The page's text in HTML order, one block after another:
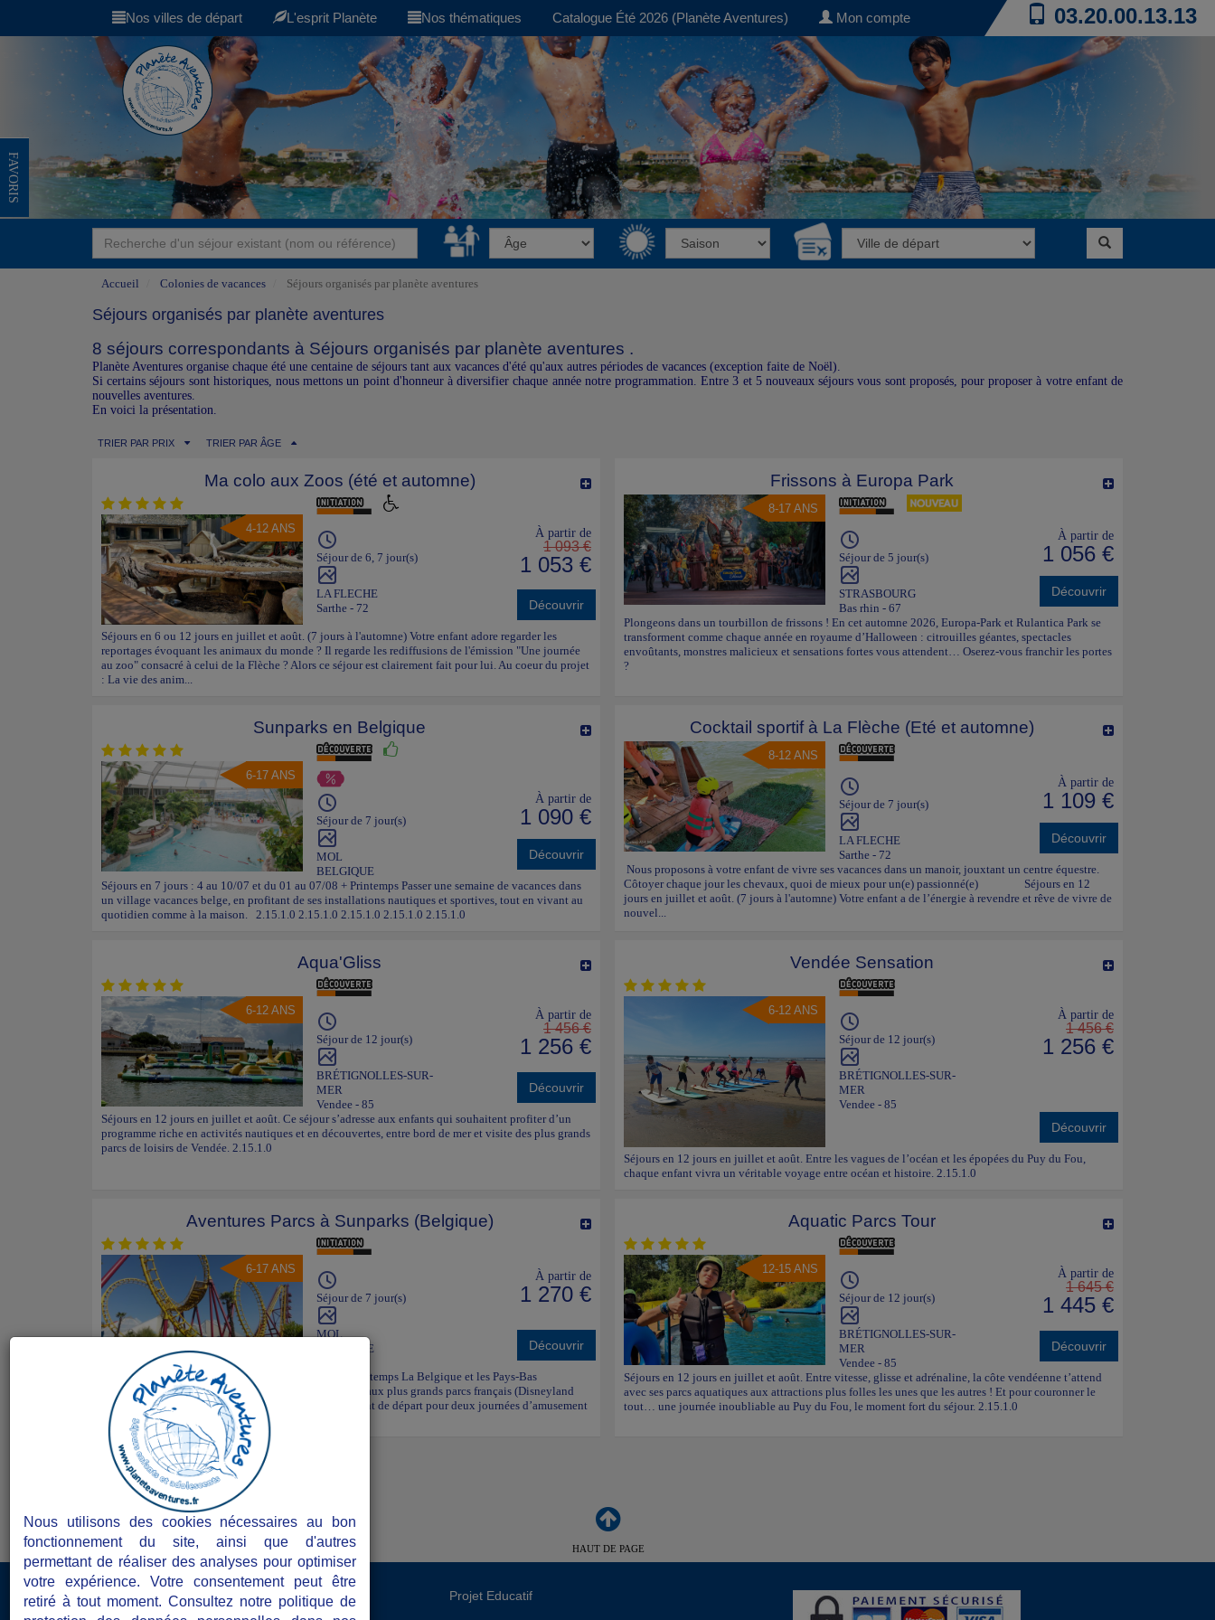
Nos villes de départ L'esprit Planète Nos thématiques Catalogue Été 2026 (Planète Aventures) Mon compte 03.20.00.13.13
FAVORIS
Accueil Colonies de vacances Séjours organisés par planète aventures
Séjours organisés par planète aventures
8 séjours correspondants à Séjours organisés par planète aventures .
Planète Aventures organise chaque été une centaine de séjours tant aux vacances d'été qu'aux autres périodes de vacances (exception faite de Noël).
Si certains séjours sont historiques, nous mettons un point d'honneur à diversifier chaque année notre programmation. Entre 3 et 5 nouveaux séjours vous sont proposés, pour proposer à votre enfant de
nouvelles aventures.
En voici la présentation.
TRIER PAR PRIX TRIER PAR ÂGE
Ma colo aux Zoos (été et automne)
4-12 ANS
Séjour de 6, 7 jour(s)
LA FLECHE
Sarthe - 72
À partir de
1 093 €
1 053 €
Découvrir
Séjours en 6 ou 12 jours en juillet et août. (7 jours à l'automne) Votre enfant adore regarder les
reportages évoquant les animaux du monde ? Il regarde les rediffusions de l'émission "Une journée
au zoo" consacré à celui de la Flèche ? Alors ce séjour est clairement fait pour lui. Au coeur du projet
: La vie des anim...
Frissons à Europa Park
8-17 ANS
Séjour de 5 jour(s)
STRASBOURG
Bas rhin - 67
À partir de
1 056 €
Découvrir
Plongeons dans un tourbillon de frissons ! En cet automne 2026, Europa-Park et Rulantica Park se
transforment comme chaque année en royaume d’Halloween : citrouilles géantes, spectacles
envoûtants, monstres malicieux et sensations fortes vous attendent… Oserez-vous franchir les portes
?
Sunparks en Belgique
6-17 ANS
Séjour de 7 jour(s)
MOL
BELGIQUE
À partir de
1 090 €
Découvrir
Séjours en 7 jours : 4 au 10/07 et du 01 au 07/08 + Printemps Passer une semaine de vacances dans
un village vacances belge, en profitant de ses installations nautiques et sportives, tout en vivant au
quotidien comme à la maison. 2.15.1.0 2.15.1.0 2.15.1.0 2.15.1.0 2.15.1.0
Cocktail sportif à La Flèche (Eté et automne)
8-12 ANS
Séjour de 7 jour(s)
LA FLECHE
Sarthe - 72
À partir de
1 109 €
Découvrir
Nous proposons à votre enfant de vivre ses vacances dans un manoir, jouxtant un centre équestre.
Côtoyer chaque jour les chevaux, quoi de mieux pour un(e) passionné(e) Séjours en 12
jours en juillet et août. (7 jours à l'automne) Votre enfant a de l’énergie à revendre et rêve de vivre de
nouvel...
Aqua'Gliss
6-12 ANS
Séjour de 12 jour(s)
BRÉTIGNOLLES-SUR-
MER
Vendee - 85
À partir de
1 456 €
1 256 €
Découvrir
Séjours en 12 jours en juillet et août. Ce séjour s’adresse aux enfants qui souhaitent profiter d’un
programme riche en activités nautiques et en découvertes, entre bord de mer et visite des plus grands
parcs de loisirs de Vendée. 2.15.1.0
Vendée Sensation
6-12 ANS
Séjour de 12 jour(s)
BRÉTIGNOLLES-SUR-
MER
Vendee - 85
À partir de
1 456 €
1 256 €
Découvrir
Séjours en 12 jours en juillet et août. Entre les vagues de l’océan et les épopées du Puy du Fou,
chaque enfant vivra un véritable voyage entre océan et histoire. 2.15.1.0
Aventures Parcs à Sunparks (Belgique)
6-17 ANS
Séjour de 7 jour(s)
MOL
BELGIQUE
À partir de
1 270 €
Découvrir
Séjours en 7 jours : 4 au 10/07 et du 01 au 07/08 + Printemps La Belgique et les Pays-Bas
foisonnent de parcs d'attraction qui n'ont rien à envier aux plus grands parcs français (Disneyland
Paris, Astérix, ...). Notre Sunparks d’accueil sera le point de départ pour deux journées d’amusement
dans ces parcs d’attraction...
Aquatic Parcs Tour
12-15 ANS
Séjour de 12 jour(s)
BRÉTIGNOLLES-SUR-
MER
Vendee - 85
À partir de
1 645 €
1 445 €
Découvrir
Séjours en 12 jours en juillet et août. Entre vitesse, glisse et adrénaline, la côte vendéenne t’attend
avec ses parcs aquatiques aux attractions plus folles les unes que les autres ! Et pour couronner le
tout… une journée inoubliable au Puy du Fou, le moment fort du séjour. 2.15.1.0
HAUT DE PAGE
Accès Directeurs de séjours Projet Educatif
Nous utilisons des cookies nécessaires au bon
fonctionnement du site, ainsi que d'autres
permettant de réaliser des analyses pour optimiser
votre expérience. Votre consentement peut être
retiré à tout moment. Consultez notre politique de